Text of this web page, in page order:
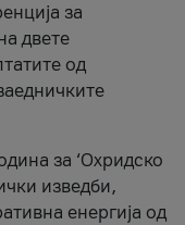
за
двете
од
за ‘Охридско
изведби,
енергија од